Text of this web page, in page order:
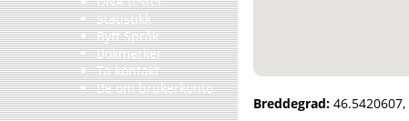
Statistikk
Bytt Språk
Bokmerker
Ta kontakt
Be om brukerkonto
Breddegrad:46.5420607,